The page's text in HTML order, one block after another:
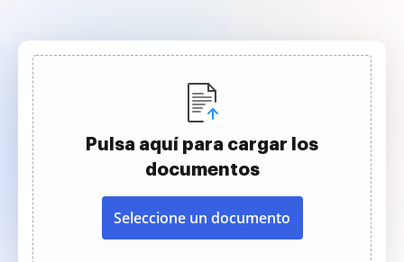
Pulsa aquí para cargar los
documentos
Seleccione un documento